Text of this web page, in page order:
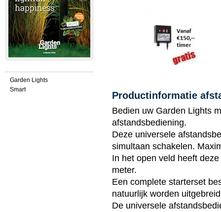
Garden Lights
Smart
Productinformatie
Bedien uw Garden Lights
afstandsbediening.
Deze universele
simultaan schakelen.
In het open veld heeft
meter.
Een complete starterset
natuurlijk worden
De universele